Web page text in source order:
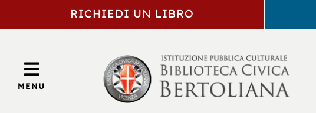
RICHIEDI UN LIBRO
MENU